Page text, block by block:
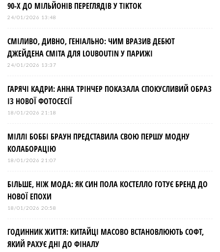
90-Х ДО МІЛЬЙОНІВ ПЕРЕГЛЯДІВ У TIKTOK
24/01/2026 13:48
СМІЛИВО, ДИВНО, ГЕНІАЛЬНО: ЧИМ ВРАЗИВ ДЕБЮТ
ДЖЕЙДЕНА СМІТА ДЛЯ LOUBOUTIN У ПАРИЖІ
24/01/2026 13:37
ГАРЯЧІ КАДРИ: АННА ТРІНЧЕР ПОКАЗАЛА СПОКУСЛИВИЙ ОБРАЗ
ІЗ НОВОЇ ФОТОСЕСІЇ
18/01/2026 21:18
МІЛЛІ БОББІ БРАУН ПРЕДСТАВИЛА СВОЮ ПЕРШУ МОДНУ
КОЛАБОРАЦІЮ
18/01/2026 21:07
БІЛЬШЕ, НІЖ МОДА: ЯК СИН ПОЛА КОСТЕЛЛО ГОТУЄ БРЕНД ДО
НОВОЇ ЕПОХИ
18/01/2026 20:58
ГОДИННИК ЖИТТЯ: КИТАЙЦІ МАСОВО ВСТАНОВЛЮЮТЬ СОФТ,
ЯКИЙ РАХУЄ ДНІ ДО ФІНАЛУ